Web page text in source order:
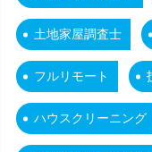
土地家屋調査士
フルリモート
ハウスクリーニング